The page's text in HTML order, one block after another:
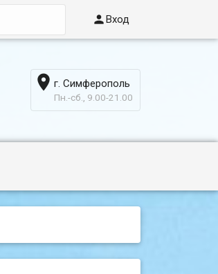
Вход
 г. Симферополь
Пн.-сб., 9.00-21.00